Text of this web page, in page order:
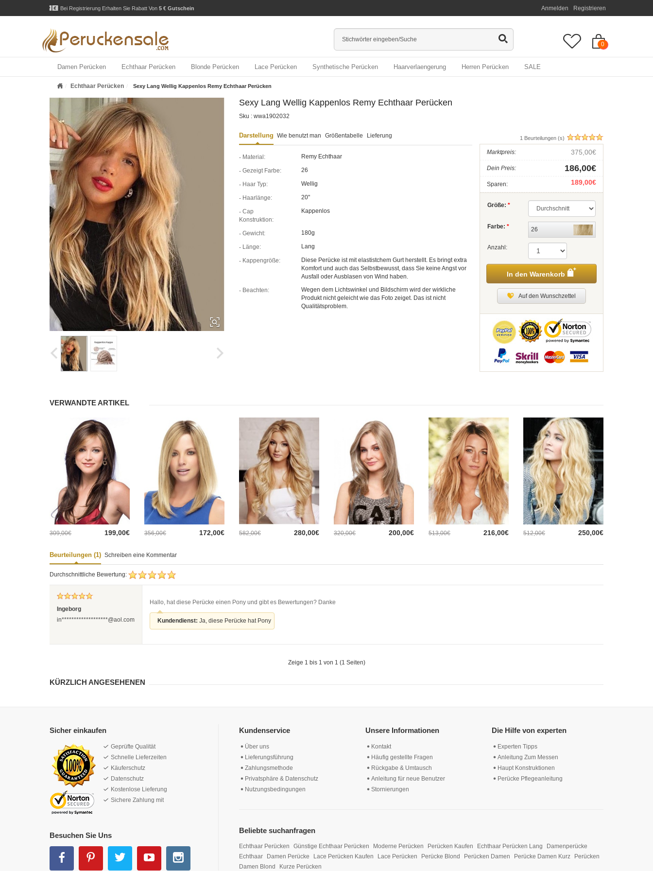
Bei Registrierung Erhalten Sie Rabatt Von 5 € Gutschein Anmelden Registrieren
0
Damen Perücken Echthaar Perücken Blonde Perücken Lace Perücken Synthetische Perücken Haarverlaengerung Herren Perücken SALE
Echthaar Perücken Sexy Lang Wellig Kappenlos Remy Echthaar Perücken
Sexy Lang Wellig Kappenlos Remy Echthaar Perücken
Sku : wwa1902032
1 Beurteilungen (s)
Marktpreis: 375,00€
Dein Preis: 186,00€
Sparen: 189,00€
Größe: *
Farbe: * 26
Anzahl:
In den Warenkorb
Auf den Wunschzettel
Darstellung Wie benutzt man Größentabelle Lieferung
Material: Remy Echthaar
Gezeigt Farbe: 26
Haar Typ: Wellig
Haarlänge: 20"
Cap
Konstruktion:
Kappenlos
Gewicht: 180g
Länge: Lang
Kappengröße:
Diese Perücke ist mit elastistchem Gurt herstellt. Es bringt extra
Komfort und auch das Selbstbewusst, dass Sie keine Angst vor
Ausfall oder Ausblasen von Wind haben.
Beachten:
Wegen dem Lichtswinkel und Bildschirm wird der wirkliche
Produkt nicht geleicht wie das Foto zeiget. Das ist nicht
Qualitätsproblem.
VERWANDTE ARTIKEL
309,00€ 199,00€ 356,00€ 172,00€ 582,00€ 280,00€ 320,00€ 200,00€ 513,00€ 216,00€ 512,00€ 250,00€
Beurteilungen (1) Schreiben eine Kommentar
Durchschnittliche Bewertung:
Ingeborg
in*******************@aol.com
Hallo, hat diese Perücke einen Pony und gibt es Bewertungen? Danke
Kundendienst: Ja, diese Perücke hat Pony
Zeige 1 bis 1 von 1 (1 Seiten)
KÜRZLICH ANGESEHENEN
Kundenservice
Über uns
Lieferungsführung
Zahlungsmethode
Privatsphäre & Datenschutz
Nutzungsbedingungen
Unsere Informationen
Kontakt
Häufig gestellte Fragen
Rückgabe & Umtausch
Anleitung für neue Benutzer
Stornierungen
Die Hilfe von experten
Experten Tipps
Anleitung Zum Messen
Haupt Konstruktionen
Perücke Pflegeanleitung
Beliebte suchanfragen
Echthaar Perücken Günstige Echthaar Perücken Moderne Perücken Perücken Kaufen Echthaar Perücken Lang
Damenperücke
Echthaar
Damen Perücke Lace Perücken Kaufen Lace Perücken Perücke Blond Perücken Damen Perücke Damen Kurz
Perücken
Damen Blond
Kurze Perücken
Sicher einkaufen
Geprüfte Qualität
Schnelle Lieferzeiten
Käuferschutz
Datenschutz
Kostenlose Lieferung
Sichere Zahlung mit
Besuchen Sie Uns